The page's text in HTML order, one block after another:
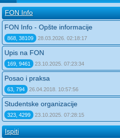
FON Info
FON Info - Opšte informacije
868, 38109 28.03.2026. 02:18:17
Upis na FON
169, 9461 23.10.2025. 07:23:34
Posao i praksa
63, 794 26.04.2018. 10:57:56
Studentske organizacije
323, 4299 23.10.2025. 07:28:15
Ispiti